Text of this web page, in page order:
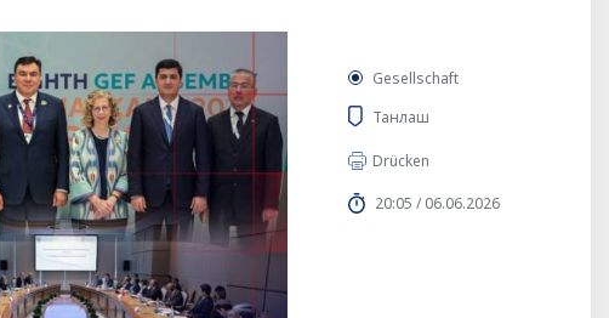
Gesellschaft
Танлаш
Drücken
20:05 / 06.06.2026